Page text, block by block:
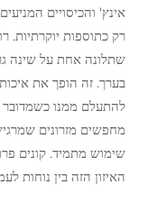
אינץ' והכיסויים
רק כתוספות יוקרתיות.
בערך. זה הופך את
להתעלם ממנו
מחפשים מזרונים
שימוש מתמיד. קונים
האיזון הזה בין נוחות